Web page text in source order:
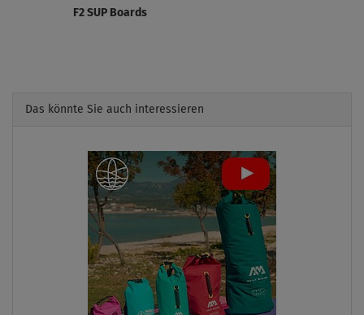
F2 SUP Boards
Das könnte Sie auch interessieren
Previous